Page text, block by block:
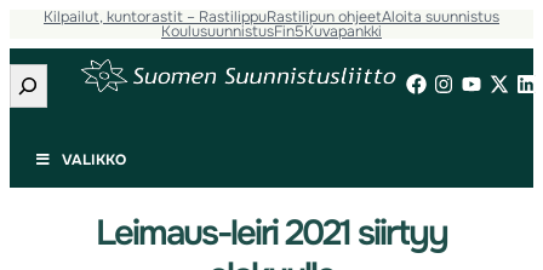
Kilpailut, kuntorastit – RastilippuRastilipun ohjeetAloita suunnistus
KoulusuunnistusFin5Kuvapankki
Etsi
VALIKKO
Leimaus-leiri 2021 siirtyy